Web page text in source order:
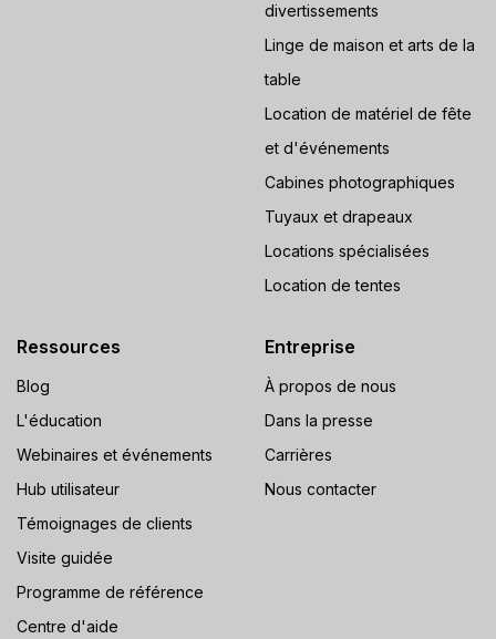
divertissements
Linge de maison et arts de la
table
Location de matériel de fête
et d'événements
Cabines photographiques
Tuyaux et drapeaux
Locations spécialisées
Location de tentes
Ressources
Blog
L'éducation
Webinaires et événements
Hub utilisateur
Témoignages de clients
Visite guidée
Programme de référence
Centre d'aide
Entreprise
À propos de nous
Dans la presse
Carrières
Nous contacter